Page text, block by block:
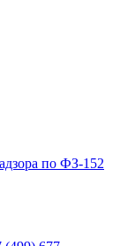
по ФЗ-152